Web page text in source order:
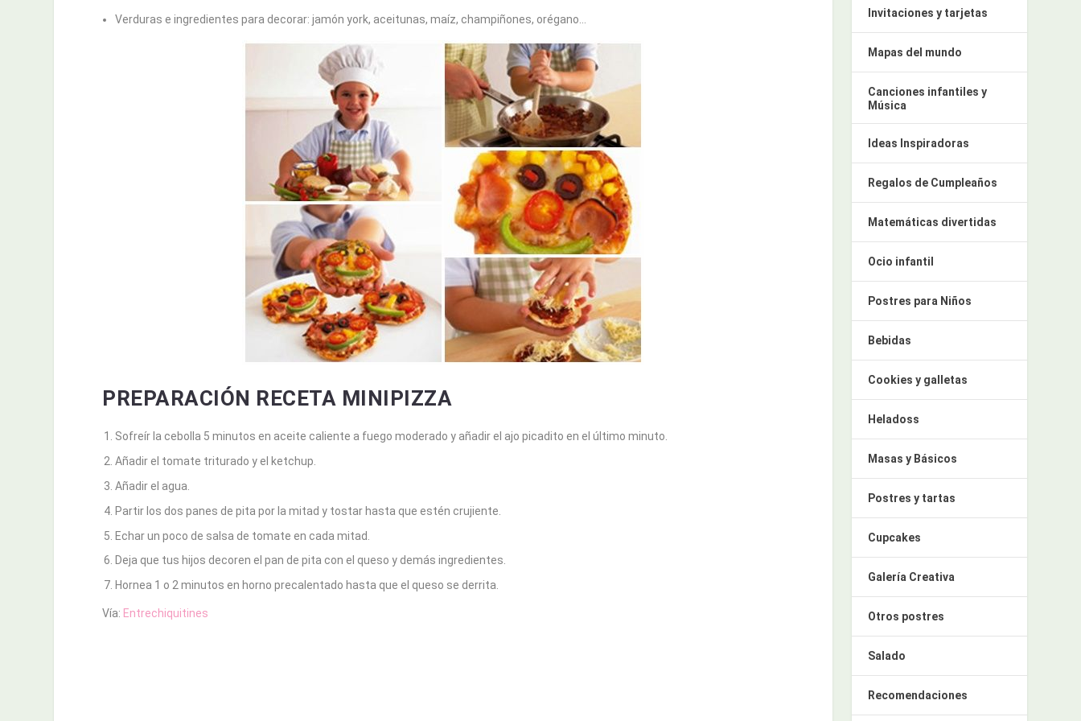
Verduras e ingredientes para decorar: jamón york, aceitunas, maíz, champiñones, orégano…
PREPARACIÓN RECETA MINIPIZZA
Sofreír la cebolla 5 minutos en aceite caliente a fuego moderado y añadir el ajo picadito en el último minuto.
Añadir el tomate triturado y el ketchup.
Añadir el agua.
Partir los dos panes de pita por la mitad y tostar hasta que estén crujiente.
Echar un poco de salsa de tomate en cada mitad.
Deja que tus hijos decoren el pan de pita con el queso y demás ingredientes.
Hornea 1 o 2 minutos en horno precalentado hasta que el queso se derrita.
Vía: Entrechiquitines
Invitaciones y tarjetas
Mapas del mundo
Canciones infantiles y
Música
Ideas Inspiradoras
Regalos de Cumpleaños
Matemáticas divertidas
Ocio infantil
Postres para Niños
Bebidas
Cookies y galletas
Heladoss
Masas y Básicos
Postres y tartas
Cupcakes
Galería Creativa
Otros postres
Salado
Recomendaciones